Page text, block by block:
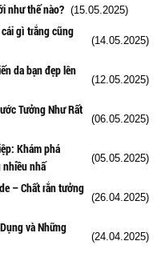
như thế nào? (15.05.2025)
gì trắng cũng
(14.05.2025)
da bạn đẹp lên
(12.05.2025)
Tưởng Như Rất
(06.05.2025)
Khám phá
nhấ
(05.05.2025)
– Chất rắn tưởng
(26.04.2025)
và Những
(24.04.2025)